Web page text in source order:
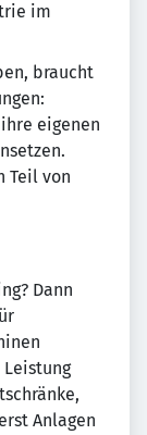
im
braucht
eigenen
Teil von
Dann
Anlagen